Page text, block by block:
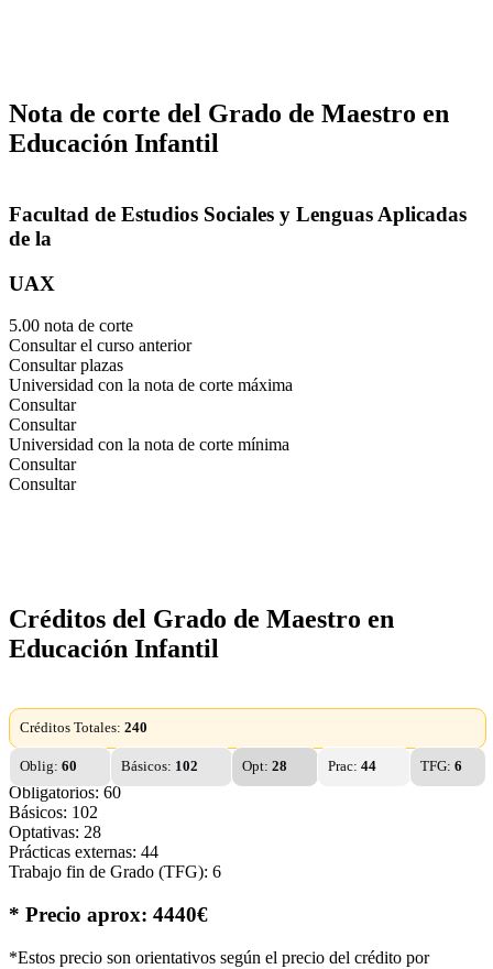
Nota de corte del Grado de Maestro en
Educación Infantil
Facultad de Estudios Sociales y Lenguas Aplicadas
de la
UAX
5.00 nota de corte
Consultar el curso anterior
Consultar plazas
Universidad con la nota de corte máxima
Consultar
Consultar
Universidad con la nota de corte mínima
Consultar
Consultar
Créditos del Grado de Maestro en
Educación Infantil
Créditos Totales: 240
Oblig: 60 Básicos: 102 Opt:28 Prac: 44 TFG:6
Obligatorios: 60
Básicos: 102
Optativas: 28
Prácticas externas: 44
Trabajo fin de Grado (TFG): 6
* Precio aprox: 4440€
*Estos precio son orientativos según el precio del crédito por